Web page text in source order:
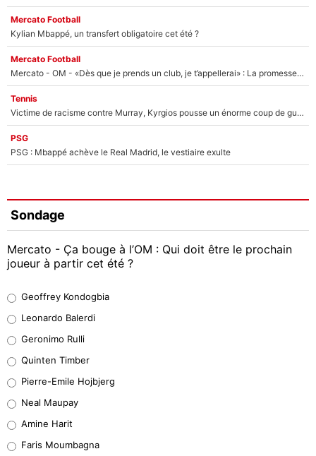
Mercato Football
Kylian Mbappé, un transfert obligatoire cet été ?
Mercato Football
Mercato - OM - «Dès que je prends un club, je t’appellerai» : La promesse de Marcelino au moment de claquer la porte
Tennis
Victime de racisme contre Murray, Kyrgios pousse un énorme coup de gueule !
PSG
PSG : Mbappé achève le Real Madrid, le vestiaire exulte
Sondage
Mercato - Ça bouge à l’OM : Qui doit être le prochain
joueur à partir cet été ?
38%
32%
5%
1%
Geoffrey Kondogbia
Leonardo Balerdi
Geronimo Rulli
Quinten Timber
Pierre-Emile Hojbjerg
Neal Maupay
Amine Harit
Faris Moumbagna